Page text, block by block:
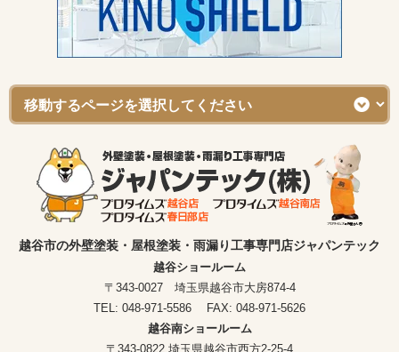
越谷市の外壁塗装・屋根塗装・雨漏り工事専門店ジャパンテック
越谷ショールーム
〒343-0027 埼玉県越谷市大房874-4
TEL: 048-971-5586 FAX: 048-971-5626
越谷南ショールーム
〒343-0822 埼玉県越谷市西方2-25-4